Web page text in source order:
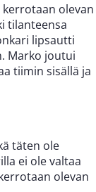
kerrotaan olevan
tilanteensa
lipsautti
Marko joutui
tiimin sisällä ja
täten ole
ei ole valtaa
olevan